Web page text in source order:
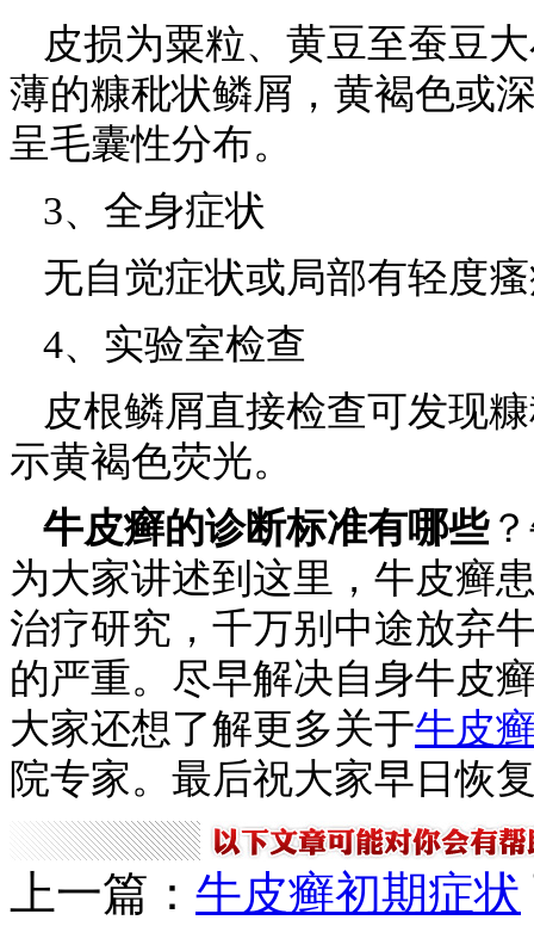
皮损为粟粒、黄豆至蚕豆
薄的糠秕状鳞屑，黄褐色或
呈毛囊性分布。
3、全身症状
无自觉症状或局部有轻度
4、实验室检查
皮根鳞屑直接检查可发现
示黄褐色荧光。
牛皮癣的诊断标准有哪些
为大家讲述到这里，牛皮癣
治疗研究，千万别中途放弃
的严重。尽早解决自身牛皮
大家还想了解更多关于牛皮
院专家。最后祝大家早日恢
上一篇： 牛皮癣初期症状